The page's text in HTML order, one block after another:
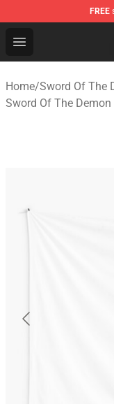
FREE
Open menu
Sword Of The
Home/Sword Of The
Sword Of The